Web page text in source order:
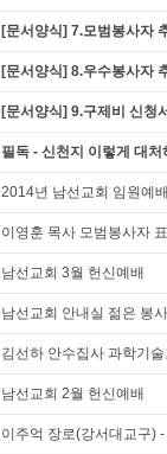
[문서양식] 7.모범봉사자
[문서양식] 8.우수봉사자
[문서양식] 9.구제비 신청
필독 - 신천지 이렇게 대처
2014년 남선교회 임원예
이영훈 목사 모범봉사자
남선교회 3월 헌신예배
남선교회 안내실 젊은 봉
김선하 안수집사 과학기
남선교회 2월 헌신예배
이주억 장로(강서대교구)